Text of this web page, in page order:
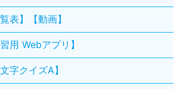
表】【動画】
用 Webアプリ】
字クイズA】